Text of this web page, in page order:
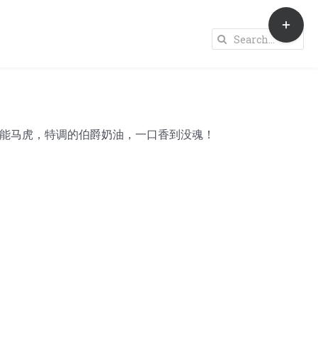
Search
虎，特调的伯爵奶油，一口香到没魂！
Toggle
Sliding